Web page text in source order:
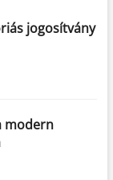
jogosítvány
modern